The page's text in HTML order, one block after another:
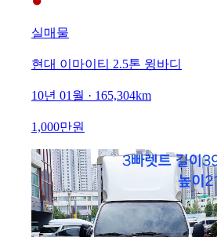
실매물
현대 이마이티 2.5톤 윙바디
10년 01월 · 165,304km
1,000만원